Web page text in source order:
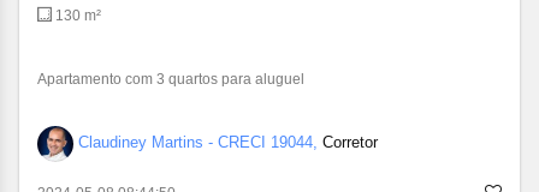
130 m²
Apartamento com 3 quartos para aluguel
Claudiney Martins - CRECI 19044, Corretor